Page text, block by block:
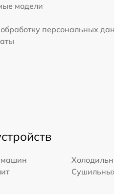
модели
персональных
машин